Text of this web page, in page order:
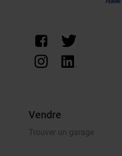
Vendre
Trouver un garage